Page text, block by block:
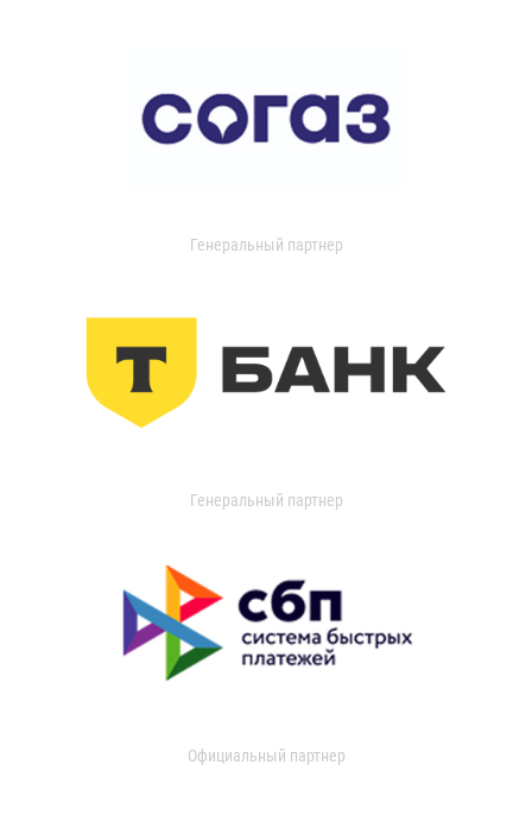
Генеральный партнер
Генеральный партнер
Официальный партнер